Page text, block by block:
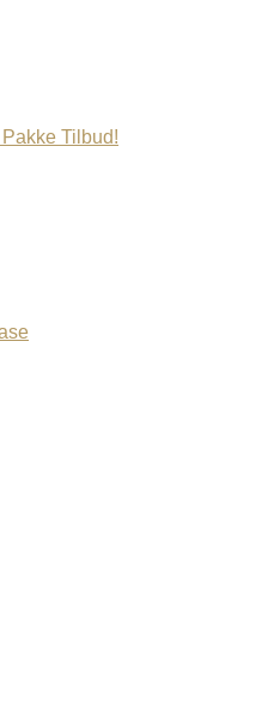
Tilbud!